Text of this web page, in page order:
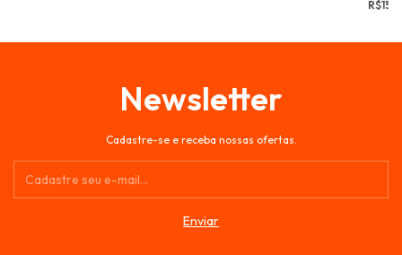
Newsletter
Cadastre-se e receba nossas ofertas.